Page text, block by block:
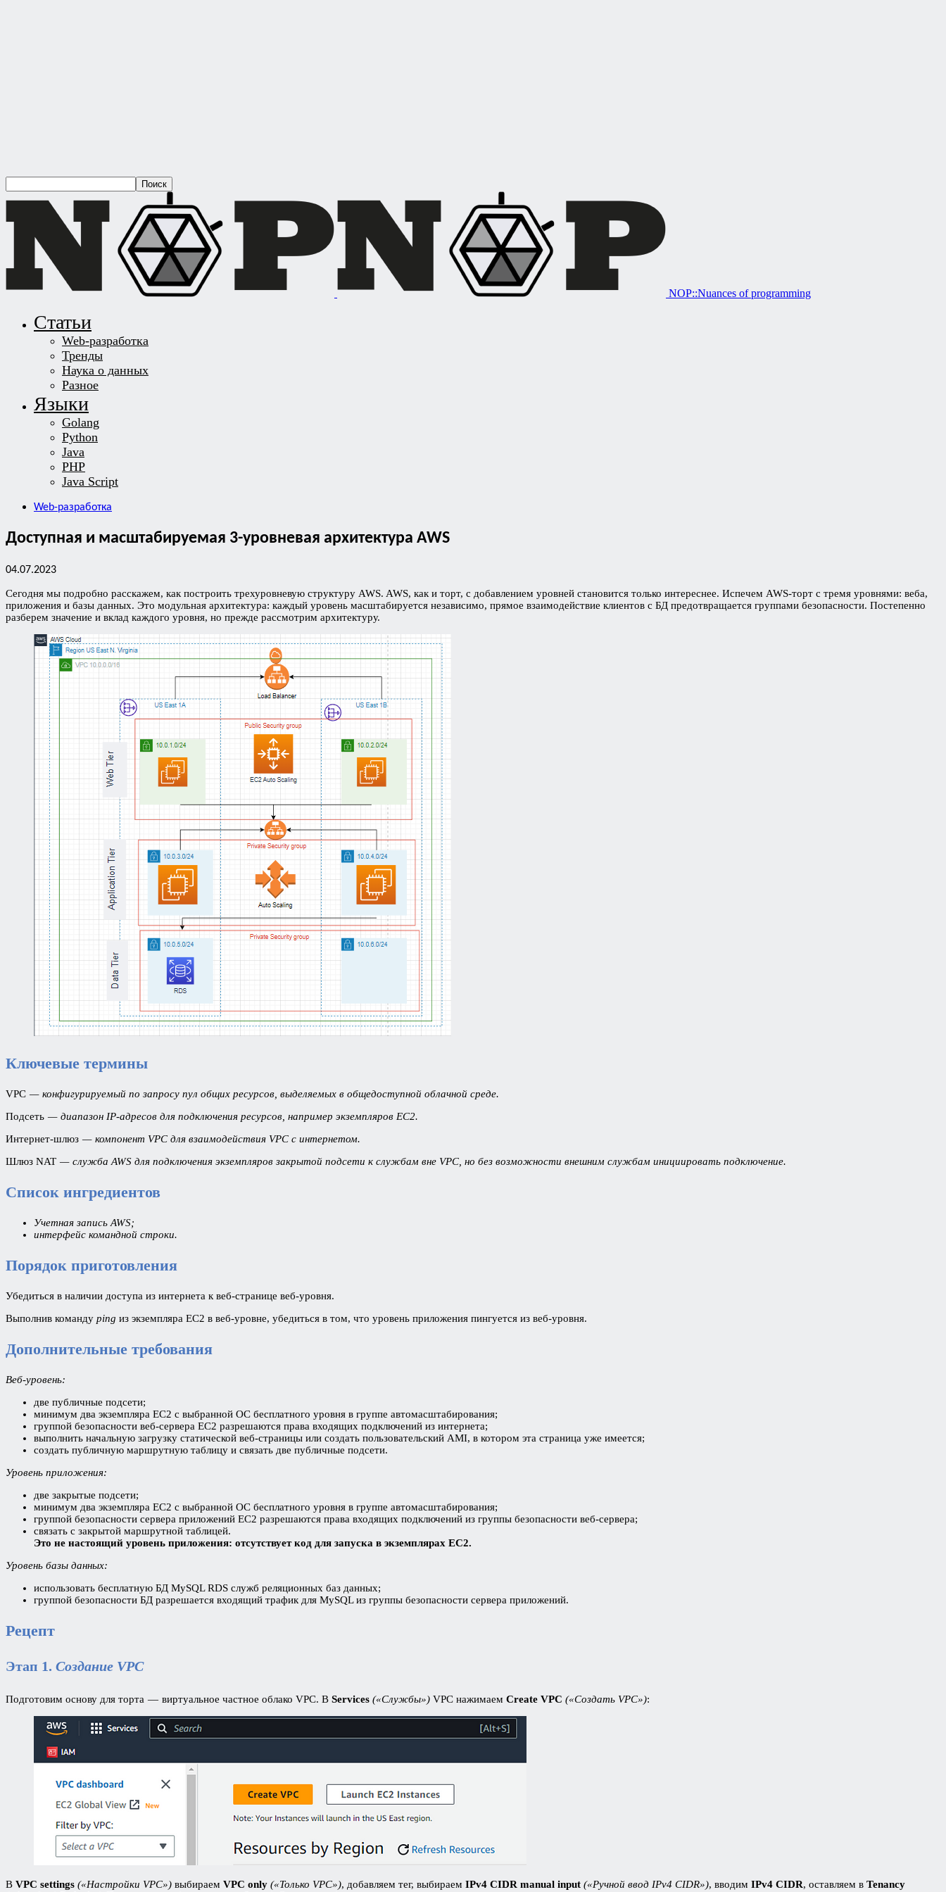
NOP::Nuances of programming
Статьи
Web-разработка
Тренды
Наука о данных
Разное
Языки
Golang
Python
Java
PHP
Java Script
Web-разработка
Доступная и масштабируемая 3-уровневая архитектура AWS
04.07.2023
Сегодня мы подробно расскажем, как построить трехуровневую структуру AWS. AWS, как и торт, с добавлением уровней становится только интереснее. Испечем AWS-торт с тремя уровнями: веба,
приложения и базы данных. Это модульная архитектура: каждый уровень масштабируется независимо, прямое взаимодействие клиентов с БД предотвращается группами безопасности. Постепенно
разберем значение и вклад каждого уровня, но прежде рассмотрим архитектуру.
Ключевые термины
VPC — конфигурируемый по запросу пул общих ресурсов, выделяемых в общедоступной облачной среде.
Подсеть — диапазон IP-адресов для подключения ресурсов, например экземпляров EC2.
Интернет-шлюз — компонент VPC для взаимодействия VPC с интернетом.
Шлюз NAT — служба AWS для подключения экземпляров закрытой подсети к службам вне VPC, но без возможности внешним службам инициировать подключение.
Список ингредиентов
Учетная запись AWS;
интерфейс командной строки.
Порядок приготовления
Убедиться в наличии доступа из интернета к веб-странице веб-уровня.
Выполнив команду ping из экземпляра EC2 в веб-уровне, убедиться в том, что уровень приложения пингуется из веб-уровня.
Дополнительные требования
Веб-уровень:
две публичные подсети;
минимум два экземпляра EC2 с выбранной ОС бесплатного уровня в группе автомасштабирования;
группой безопасности веб-сервера EC2 разрешаются права входящих подключений из интернета;
выполнить начальную загрузку статической веб-страницы или создать пользовательский AMI, в котором эта страница уже имеется;
создать публичную маршрутную таблицу и связать две публичные подсети.
Уровень приложения:
две закрытые подсети;
минимум два экземпляра EC2 с выбранной ОС бесплатного уровня в группе автомасштабирования;
группой безопасности сервера приложений EC2 разрешаются права входящих подключений из группы безопасности веб-сервера;
связать с закрытой маршрутной таблицей.
Это не настоящий уровень приложения: отсутствует код для запуска в экземплярах EC2.
Уровень базы данных:
использовать бесплатную БД MySQL RDS служб реляционных баз данных;
группой безопасности БД разрешается входящий трафик для MySQL из группы безопасности сервера приложений.
Рецепт
Этап 1. Создание VPC
Подготовим основу для торта — виртуальное частное облако VPC. В Services («Службы») VPC нажимаем Create VPC («Создать VPC»):
В VPC settings («Настройки VPC») выбираем VPC only («Только VPC»), добавляем тег, выбираем IPv4 CIDR manual input («Ручной ввод IPv4 CIDR»), вводим IPv4 CIDR, оставляем в Tenancy